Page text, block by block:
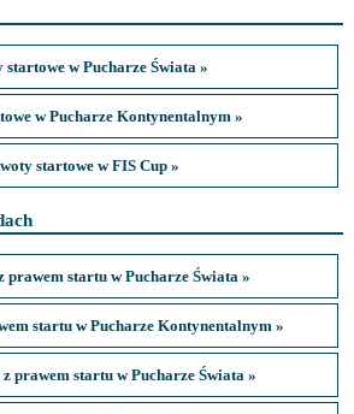
startowe w Pucharze Świata »
w Pucharze Kontynentalnym »
startowe w FIS Cup »
prawem startu w Pucharze Świata »
startu w Pucharze Kontynentalnym »
prawem startu w Pucharze Świata »